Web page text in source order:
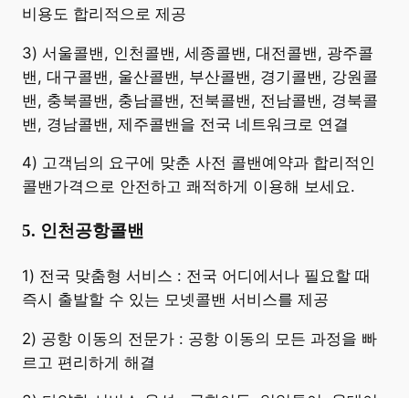
비용도 합리적으로 제공
3) 서울콜밴, 인천콜밴, 세종콜밴, 대전콜밴, 광주콜
밴, 대구콜밴, 울산콜밴, 부산콜밴, 경기콜밴, 강원콜
밴, 충북콜밴, 충남콜밴, 전북콜밴, 전남콜밴, 경북콜
밴, 경남콜밴, 제주콜밴을 전국 네트워크로 연결
4) 고객님의 요구에 맞춘 사전 콜밴예약과 합리적인
콜밴가격으로 안전하고 쾌적하게 이용해 보세요.
5. 인천공항콜밴
​1) 전국 맞춤형 서비스 : 전국 어디에서나 필요할 때
즉시 출발할 수 있는 모넷콜밴 서비스를 제공
2) 공항 이동의 전문가 : 공항 이동의 모든 과정을 빠
르고 편리하게 해결